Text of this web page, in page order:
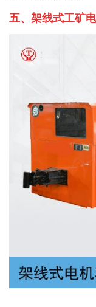
五、架线式工矿